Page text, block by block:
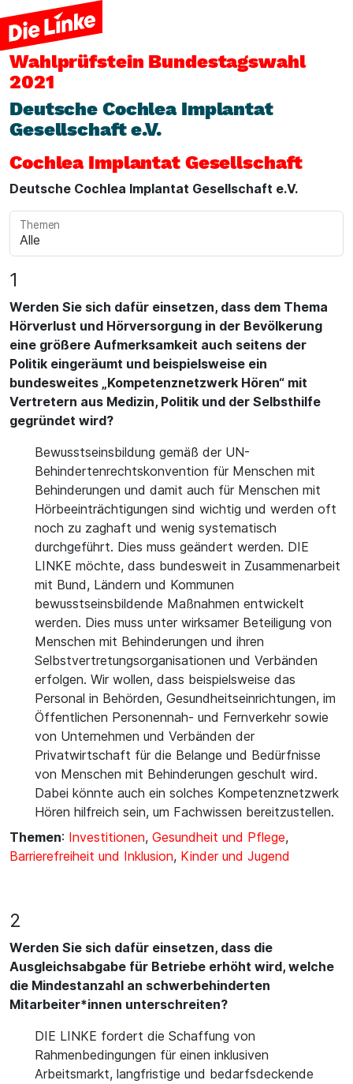
Wahlprüfstein Bundestagswahl
2021
Deutsche Cochlea Implantat
Gesellschaft e.V.
Cochlea Implantat Gesellschaft
Deutsche Cochlea Implantat Gesellschaft e.V.
Themen
1
Werden Sie sich dafür einsetzen, dass dem Thema
Hörverlust und Hörversorgung in der Bevölkerung
eine größere Aufmerksamkeit auch seitens der
Politik eingeräumt und beispielsweise ein
bundesweites „Kompetenznetzwerk Hören“ mit
Vertretern aus Medizin, Politik und der Selbsthilfe
gegründet wird?
Bewusstseinsbildung gemäß der UN-
Behindertenrechtskonvention für Menschen mit
Behinderungen und damit auch für Menschen mit
Hörbeeinträchtigungen sind wichtig und werden oft
noch zu zaghaft und wenig systematisch
durchgeführt. Dies muss geändert werden. DIE
LINKE möchte, dass bundesweit in Zusammenarbeit
mit Bund, Ländern und Kommunen
bewusstseinsbildende Maßnahmen entwickelt
werden. Dies muss unter wirksamer Beteiligung von
Menschen mit Behinderungen und ihren
Selbstvertretungsorganisationen und Verbänden
erfolgen. Wir wollen, dass beispielsweise das
Personal in Behörden, Gesundheitseinrichtungen, im
Öffentlichen Personennah- und Fernverkehr sowie
von Unternehmen und Verbänden der
Privatwirtschaft für die Belange und Bedürfnisse
von Menschen mit Behinderungen geschult wird.
Dabei könnte auch ein solches Kompetenznetzwerk
Hören hilfreich sein, um Fachwissen bereitzustellen.
Themen: Investitionen, Gesundheit und Pflege,
Barrierefreiheit und Inklusion, Kinder und Jugend
2
Werden Sie sich dafür einsetzen, dass die
Ausgleichsabgabe für Betriebe erhöht wird, welche
die Mindestanzahl an schwerbehinderten
Mitarbeiter*innen unterschreiten?
DIE LINKE fordert die Schaffung von
Rahmenbedingungen für einen inklusiven
Arbeitsmarkt, langfristige und bedarfsdeckende